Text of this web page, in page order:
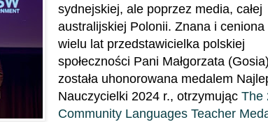
sydnejskiej, ale poprzez media, całej
australijskiej Polonii. Znana i ceniona
wielu lat przedstawicielka polskiej
społeczności Pani Małgorzata
została uhonorowana medalem
Nauczycielki 2024 r., otrzymującThe
Community Languages Teacher